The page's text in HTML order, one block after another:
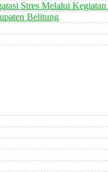
Stres Melalui
Belitung